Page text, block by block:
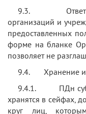
9.3. Ответы
организаций и
предоставленных
форме на бланке
позволяет не
9.4. Хранение и
9.4.1. ПДн
хранятся в сейфах,
круг лиц,